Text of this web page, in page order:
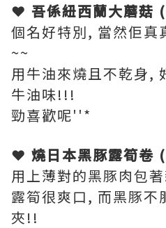
❤ 吾係紐西蘭大蘑菇
個名好特別, 當然佢真
~~
用牛油來燒且不乾身,
牛油味!!!
勁喜歡呢''*
❤ 燒日本黑豚露筍卷
用上薄對的黑豚肉包
露筍很爽口, 而黑豚不
夾!!